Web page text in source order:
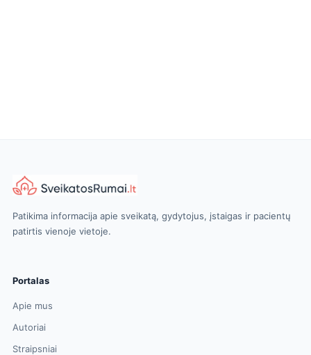
Patikima informacija apie sveikatą, gydytojus, įstaigas ir pacientų
patirtis vienoje vietoje.
Portalas
Apie mus
Autoriai
Straipsniai